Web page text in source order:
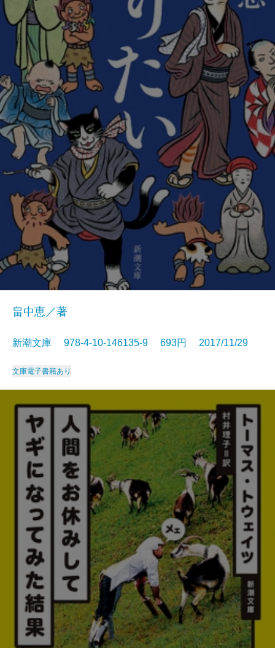
畠中恵／著
新潮文庫 978-4-10-146135-9 693円 2017/11/29
文庫電子書籍あり